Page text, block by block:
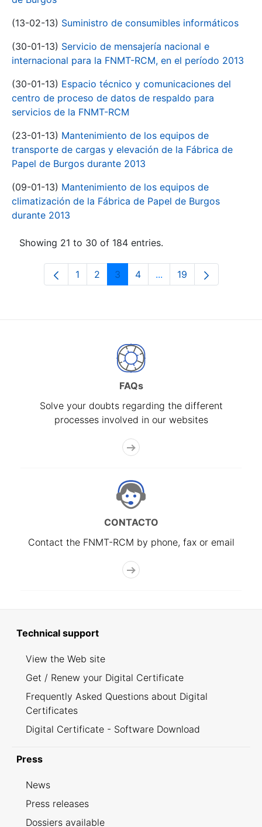
(13-02-13) Suministro de consumibles informáticos
(30-01-13) Servicio de mensajería nacional e
internacional para la FNMT-RCM, en el período 2013
(30-01-13) Espacio técnico y comunicaciones del
centro de proceso de datos de respaldo para
servicios de la FNMT-RCM
(23-01-13) Mantenimiento de los equipos de
transporte de cargas y elevación de la Fábrica de
Papel de Burgos durante 2013
(09-01-13) Mantenimiento de los equipos de
climatización de la Fábrica de Papel de Burgos
durante 2013
Showing 21 to 30 of 184 entries.
Page
1 Page
2 Page
3 Page
4 ...Intermediate Pages
Page
19
FAQs
Solve your doubts regarding the different
processes involved in our websites
CONTACTO
Contact the FNMT-RCM by phone, fax or email
Technical support
View the Web site
Get / Renew your Digital Certificate
Frequently Asked Questions about Digital
Certificates
Digital Certificate - Software Download
Press
News
Press releases
Dossiers available